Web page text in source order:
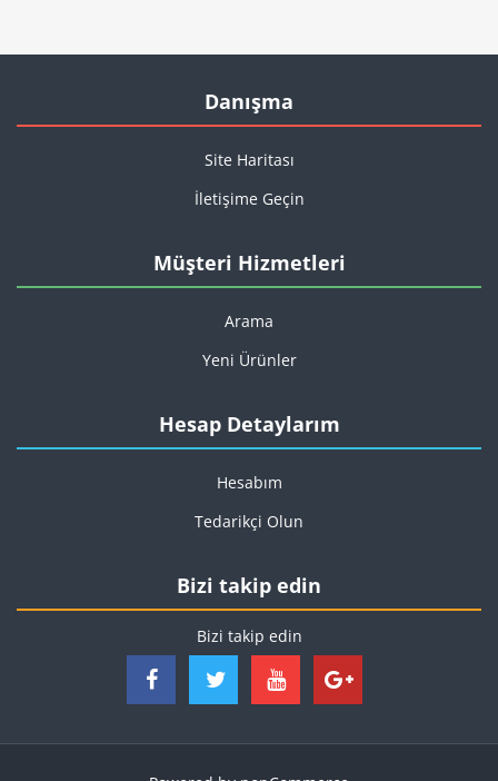
Danışma
Site Haritası
İletişime Geçin
Müşteri Hizmetleri
Arama
Yeni Ürünler
Hesap Detaylarım
Hesabım
Tedarikçi Olun
Bizi takip edin
Bizi takip edin